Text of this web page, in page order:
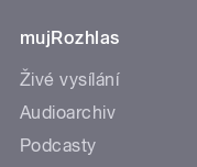
mujRozhlas
Živé vysílání
Audioarchiv
Podcasty